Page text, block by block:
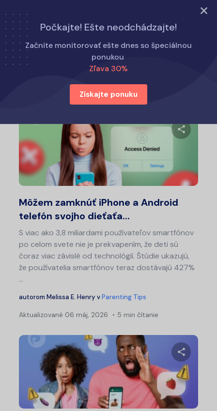
Vyskúšajte teraz
Počkajte! Ešte neodchádzajte!
Začnite monitorovať ešte dnes so špeciálnou
ponukou
Zľava 30%
Získajte ponuku
Domov Tipy pre rodičov
Tipy pre rodičov
Môžem zamknúť iPhone a Android
telefón svojho dieťaťa...
S viac ako 3,8 miliardami používateľov smartfónov
po celom svete nie je prekvapením, že deti sú
čoraz viac závislé od technológií. Štúdie ukazujú,
že používatelia smartfónov teraz dostávajú 427%
…
autorom Melissa E. Henry vParenting Tips
Aktualizované 06 máj, 2026 5 min čítanie